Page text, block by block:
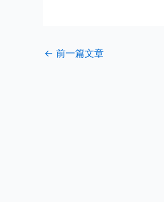
← 前一篇文章